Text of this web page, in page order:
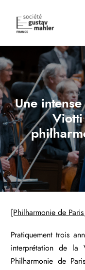
Une
Viotti
[Philharmonie de
Pratiquement trois
interprétation de la
Philharmonie de